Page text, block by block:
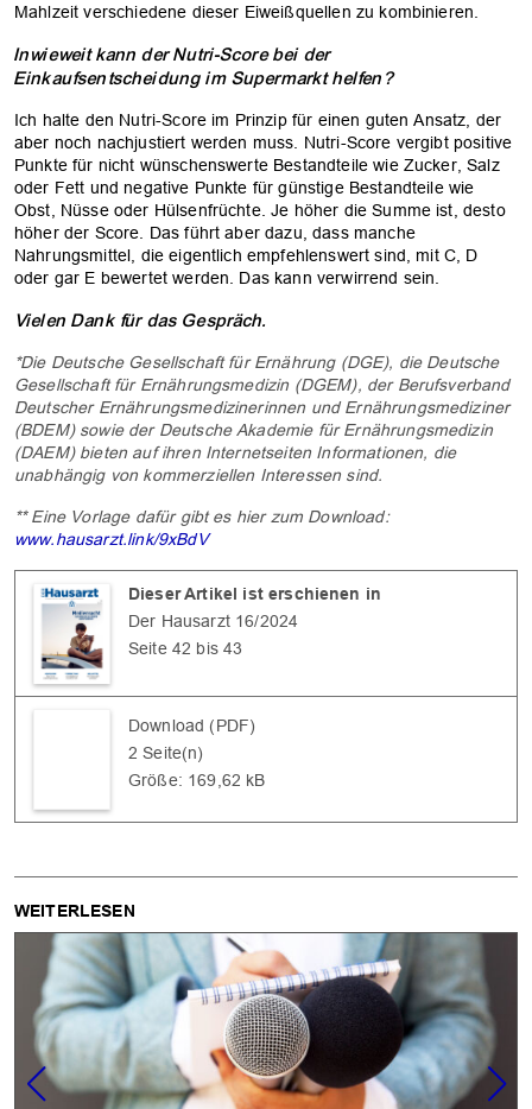
Mahlzeit verschiedene dieser Eiweißquellen zu kombinieren.
Inwieweit kann der Nutri-Score bei der
Einkaufsentscheidung im Supermarkt helfen?
Ich halte den Nutri-Score im Prinzip für einen guten Ansatz, der
aber noch nachjustiert werden muss. Nutri-Score vergibt positive
Punkte für nicht wünschenswerte Bestandteile wie Zucker, Salz
oder Fett und negative Punkte für günstige Bestandteile wie
Obst, Nüsse oder Hülsenfrüchte. Je höher die Summe ist, desto
höher der Score. Das führt aber dazu, dass manche
Nahrungsmittel, die eigentlich empfehlenswert sind, mit C, D
oder gar E bewertet werden. Das kann verwirrend sein.
Vielen Dank für das Gespräch.
*Die Deutsche Gesellschaft für Ernährung (DGE), die Deutsche
Gesellschaft für Ernährungsmedizin (DGEM), der Berufsverband
Deutscher Ernährungsmedizinerinnen und Ernährungsmediziner
(BDEM) sowie der Deutsche Akademie für Ernährungsmedizin
(DAEM) bieten auf ihren Internetseiten Informationen, die
unabhängig von kommerziellen Interessen sind.
** Eine Vorlage dafür gibt es hier zum Download:
www.hausarzt.link/9xBdV
Dieser Artikel ist erschienen in
Der Hausarzt 16/2024
Seite 42 bis 43
Download (PDF)
2 Seite(n)
Größe: 169,62 kB
WEITERLESEN